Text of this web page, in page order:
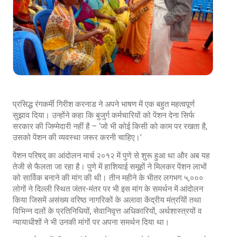
प्रसिद्ध रंगकर्मी गिरीश करनाड ने अपने भाषण में एक बहुत महत्वपूर्ण
सुझाव दिया। उन्होंने कहा कि बुजुर्ग कर्मचारियों को पेंशन देना सिर्फ
सरकार की जिम्मेदारी नहीं है – ‘जो भी कोई किसी को काम पर रखता है,
उसको पेंशन की व्यवस्था जरूर करनी चाहिए।’
पेंशन परिषद् का आंदोलन मार्च २०१२ में पुणे से शुरू हुआ था और अब यह
तेजी से फैलता जा रहा है। पुणे में हाशियाई समूहों ने मिलकर पेंशन लाभों
को सार्विक बनाने की मांग की थी। तीन महीने के भीतर लगभग ५,०००
लोगों ने दिल्ली स्थित जंतर-मंतर पर भी इस मांग के समर्थन में आंदोलन
किया जिसमें असंख्य वरिष्ठ नागरिकों के अलावा केंद्रीय मंत्रयिों तथा
विभिन्न दलों के प्रतिनिधियों, सेवानिवृत्त अधिकारियों, अर्थशास्त्रयों व
न्यायाधीशों ने भी उनकी मांगों पर अपना समर्थन दिया था।